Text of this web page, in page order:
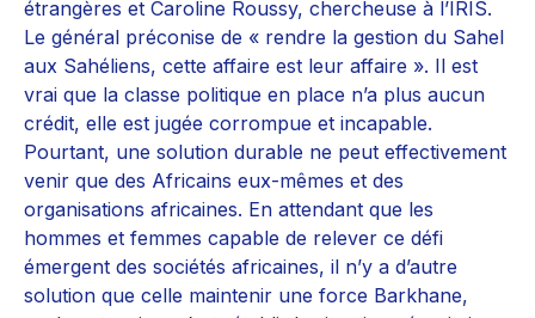
étrangères et Caroline Roussy, chercheuse à l’IRIS.
Le général préconise de « rendre la gestion du Sahel
aux Sahéliens, cette affaire est leur affaire ». Il est
vrai que la classe politique en place n’a plus aucun
crédit, elle est jugée corrompue et incapable.
Pourtant, une solution durable ne peut effectivement
venir que des Africains eux-mêmes et des
organisations africaines. En attendant que les
hommes et femmes capable de relever ce défi
émergent des sociétés africaines, il n’y a d’autre
solution que celle maintenir une force Barkhane,